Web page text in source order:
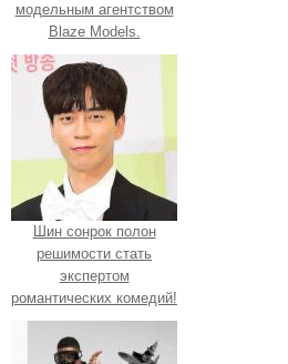
модельным агентством
Blaze Models.
Шин сонрок полон
решимости стать
экспертом
романтических комедий!